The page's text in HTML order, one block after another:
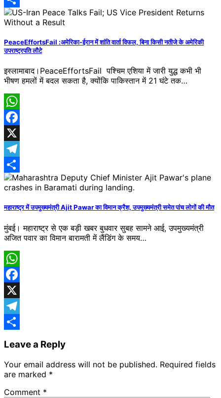
Share
PeaceEffortsFail :अमेरिका-ईरान में शांति वार्ता विफल, बिना किसी नतीजे के अमेरिकी
उपराष्ट्रपति लौटे
इस्लामाबाद।PeaceEffortsFail पश्चिम ​एशिया में जारी युद्ध कभी भी
भीषण हमलों में बदल सकता है, क्योंकि पाकिस्तान में 21 घंटे तक…
WhatsApp
Facebook
X
Telegram
Share
महाराष्ट्र में उपमुख्यमंत्री Ajit Pawar का विमान क्रैश, उपमुख्यमंत्री समेत पांच लोगों की मौत
मुंबई। महाराष्ट्र से एक बड़ी खबर बुधवार सुबह सामने आई, उपमुख्यमंत्री
अजित पवार का विमान बारामती में लैंडिंग के समय…
WhatsApp
Facebook
X
Telegram
Leave a Reply
Your email address will not be published. Required fields
are marked *
Comment *